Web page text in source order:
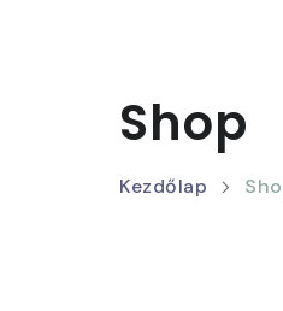
Shop
Kezdőlap